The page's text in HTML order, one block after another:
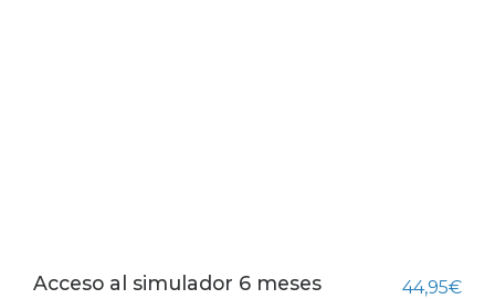
Acceso al simulador 6 meses 44,95€